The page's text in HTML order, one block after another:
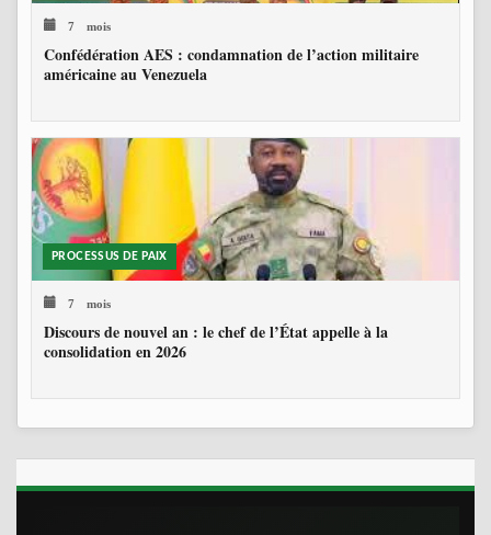
7 mois
Confédération AES : condamnation de l’action militaire
américaine au Venezuela
PROCESSUS DE PAIX
7 mois
Discours de nouvel an : le chef de l’État appelle à la
consolidation en 2026